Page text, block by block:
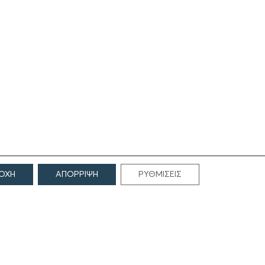
ΑΠΟΡΡΙΨΗ ΡΥΘΜΙΣΕΙΣ